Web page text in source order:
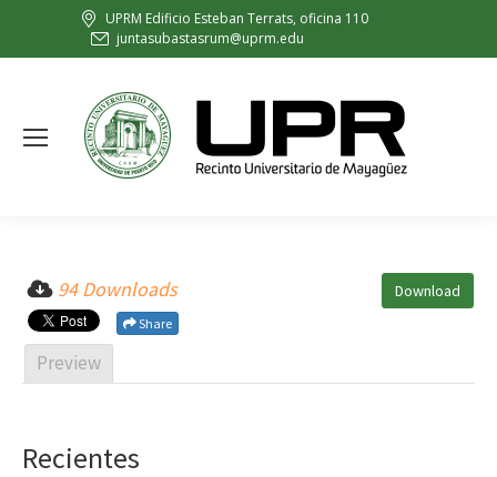
UPRM Edificio Esteban Terrats, oficina 110
juntasubastasrum@uprm.edu
Download
94 Downloads
Share
Preview
Recientes